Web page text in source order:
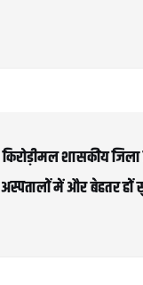
किरोड़ीमल शासकीय
अस्पतालों में और बेहतर हों